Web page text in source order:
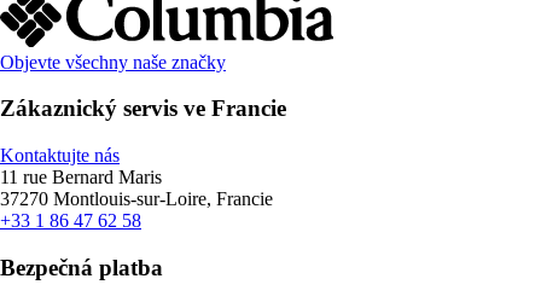
Objevte všechny naše značky
Zákaznický servis ve Francie
Kontaktujte nás
11 rue Bernard Maris
37270 Montlouis-sur-Loire, Francie
+33 1 86 47 62 58
Bezpečná platba